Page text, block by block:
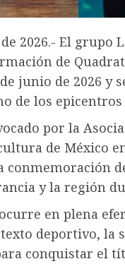
2026.- El grupo
de
junio de 2026 y
de los
por la
de México
conmemoración
y la región
en plena
deportivo, la
conquistar el